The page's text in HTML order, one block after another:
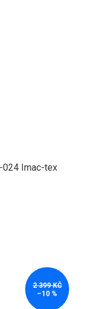
024 Imac-tex
2 399 KČ
–10 %